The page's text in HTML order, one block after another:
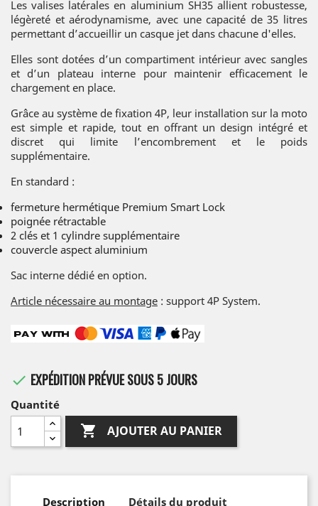
Les valises latérales en aluminium SH35 allient robustesse,
légèreté et aérodynamisme, avec une capacité de 35 litres
permettant d’accueillir un casque jet dans chacune d'elles.
Elles sont dotées d’un compartiment intérieur avec sangles
et d’un plateau interne pour maintenir efficacement le
chargement en place.
Grâce au système de fixation 4P, leur installation sur la moto
est simple et rapide, tout en offrant un design intégré et
discret qui limite l’encombrement et le poids
supplémentaire.
En standard :
fermeture hermétique Premium Smart Lock
poignée rétractable
2 clés et 1 cylindre supplémentaire
couvercle aspect aluminium
Sac interne dédié en option.
Article nécessaire au montage : support 4P System.
 EXPÉDITION PRÉVUE SOUS 5 JOURS
Quantité
 AJOUTER AU PANIER
Description Détails du produit